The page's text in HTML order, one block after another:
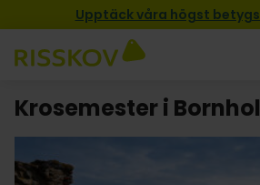
Upptäck våra högst